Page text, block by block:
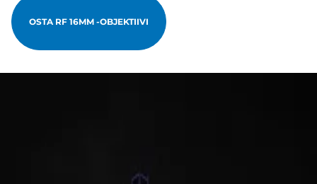
OSTA RF 16MM -OBJEKTIIVI